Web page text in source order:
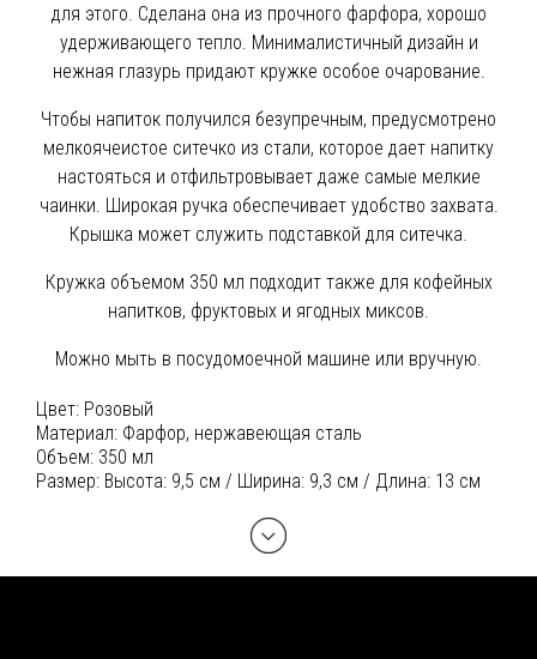
для этого. Сделана она из прочного фарфора, хорошо
удерживающего тепло. Минималистичный дизайн и
нежная глазурь придают кружке особое очарование.
Чтобы напиток получился безупречным, предусмотрено
мелкоячеистое ситечко из стали, которое дает напитку
настояться и отфильтровывает даже самые мелкие
чаинки. Широкая ручка обеспечивает удобство захвата.
Крышка может служить подставкой для ситечка.
Кружка объемом 350 мл подходит также для кофейных
напитков, фруктовых и ягодных миксов.
Можно мыть в посудомоечной машине или вручную.
Цвет: Розовый
Материал: Фарфор, нержавеющая сталь
Объем: 350 мл
Размер: Высота: 9,5 см / Ширина: 9,3 см / Длина: 13 см